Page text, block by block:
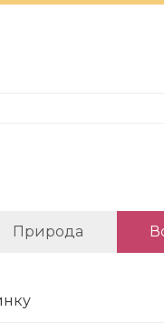
Природа